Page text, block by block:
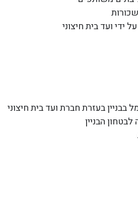
ידי ועד בית חיצוני
בבניין בעזרת חברת ועד בית חיצוני
הבניין